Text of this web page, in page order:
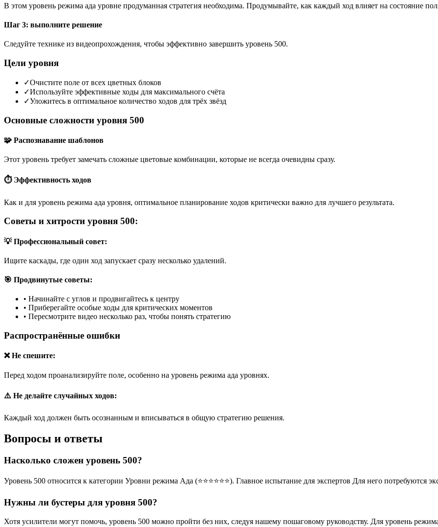
В этом уровень режима ада уровне продуманная стратегия необходима. Продумывайте, как каждый ход влияет на состояние
Шаг 3: выполните решение
Следуйте технике из видеопрохождения, чтобы эффективно завершить уровень 500.
Цели уровня
✓Очистите поле от всех цветных блоков
✓Используйте эффективные ходы для максимального счёта
✓Уложитесь в оптимальное количество ходов для трёх звёзд
Основные сложности уровня 500
🧩 Распознавание шаблонов
Этот уровень требует замечать сложные цветовые комбинации, которые не всегда очевидны сразу.
⏱️ Эффективность ходов
Как и для уровень режима ада уровня, оптимальное планирование ходов критически важно для лучшего результата.
Советы и хитрости уровня 500:
💡 Профессиональный совет:
Ищите каскады, где один ход запускает сразу несколько удалений.
🎯 Продвинутые советы:
• Начинайте с углов и продвигайтесь к центру
• Приберегайте особые ходы для критических моментов
• Пересмотрите видео несколько раз, чтобы понять стратегию
Распространённые ошибки
❌ Не спешите:
Перед ходом проанализируйте поле, особенно на уровень режима ада уровнях.
⚠️ Не делайте случайных ходов:
Каждый ход должен быть осознанным и вписываться в общую стратегию решения.
Вопросы и ответы
Насколько сложен уровень 500?
Уровень 500 относится к категории Уровни режима Ада (⭐⭐⭐⭐⭐⭐). Главное испытание для экспертов Для него потребуются
Нужны ли бустеры для уровня 500?
Хотя усилители могут помочь, уровень 500 можно пройти без них, следуя нашему пошаговому руководству. Для уровень